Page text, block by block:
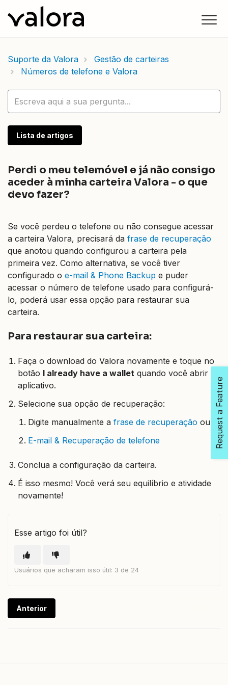
Suporte da Valora
Gestão de carteiras
Números de telefone e Valora
Lista de artigos
Perdi o meu telemóvel e já não consigo
aceder à minha carteira Valora - o que
devo fazer?
Se você perdeu o telefone ou não consegue acessar
a carteira Valora, precisará da frase de recuperação
que anotou quando configurou a carteira pela
primeira vez. Como alternativa, se você tiver
configurado o e-mail & Phone Backup e puder
acessar o número de telefone usado para configurá-
lo, poderá usar essa opção para restaurar sua
carteira.
Para restaurar sua carteira:
Faça o download do Valora novamente e toque no
botão I already have a wallet quando você abrir o
aplicativo.
Selecione sua opção de recuperação:
Digite manualmente a frase de recuperação ou
E-mail & Recuperação de telefone
Conclua a configuração da carteira.
É isso mesmo! Você verá seu equilíbrio e atividade
novamente!
Esse artigo foi útil?
Usuários que acharam isso útil: 3 de 24
Anterior
Request a Feature